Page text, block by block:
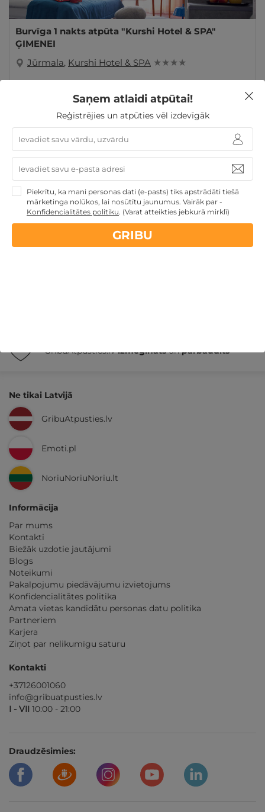
Burvīga 1 nakts atpūta "Kurshi Hotel & SPA"
ĢIMENEI
Jūrmala, Kurshi Hotel & SPA ★ ★ ★ ★
Atpūtai Valentīndienā Atpūta pie jūras
Derīgs arī
VASARĀ
Veselības atpūta - sanatorijas, SPA viesnīcas
TOP pirktākās dāvanas
Atpūta
Latvijā
maksas
GribuAtpusties.lvizmēģinātsunpārbaudīts
Ne tikai Latvijā
GribuAtpusties.lv
Emoti.pl
NoriuNoriuNoriu.lt
Informācija
Par mums
Kontakti
Biežāk uzdotie jautājumi
Blogs
Noteikumi
Pakalpojumu piedāvājumu izvietojums
Konfidencialitātes politika
Amata vietas kandidātu personas datu politika
Partneriem
Karjera
Ziņot par nelikumīgu saturu
Kontakti
+37126001060
info@gribuatpusties.lv
I - VII 10:00 - 21:00
Draudzēsimies:
Saņem atlaidi atpūtai!
Reģistrējies un atpūties vēl izdevīgāk
Piekrītu, ka mani personas dati (e-pasts) tiks apstrādāti tiešā
mārketinga nolūkos, lai nosūtītu jaunumus. Vairāk par -
Konfidencialitātes politiku. (Varat atteikties jebkurā mirklī)
GRIBU